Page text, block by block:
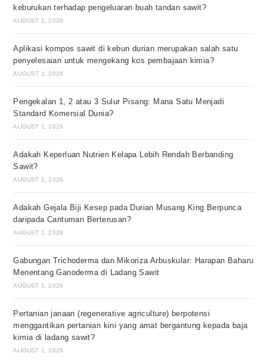
keburukan terhadap pengeluaran buah tandan sawit?
AUGUST 1, 2026
Aplikasi kompos sawit di kebun durian merupakan salah satu
penyelesaian untuk mengekang kos pembajaan kimia?
AUGUST 1, 2026
Pengekalan 1, 2 atau 3 Sulur Pisang: Mana Satu Menjadi
Standard Komersial Dunia?
AUGUST 1, 2026
Adakah Keperluan Nutrien Kelapa Lebih Rendah Berbanding
Sawit?
AUGUST 1, 2026
Adakah Gejala Biji Kesep pada Durian Musang King Berpunca
daripada Cantuman Berterusan?
AUGUST 1, 2026
Gabungan Trichoderma dan Mikoriza Arbuskular: Harapan Baharu
Menentang Ganoderma di Ladang Sawit
AUGUST 1, 2026
Pertanian janaan (regenerative agriculture) berpotensi
menggantikan pertanian kini yang amat bergantung kepada baja
kimia di ladang sawit?
AUGUST 1, 2026